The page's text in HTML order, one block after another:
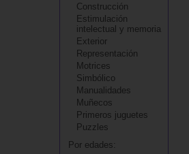
Construcción
Estimulación
intelectual y memoria
Exterior
Representación
Motrices
Simbólico
Manualidades
Muñecos
Primeros juguetes
Puzzles
Por edades: